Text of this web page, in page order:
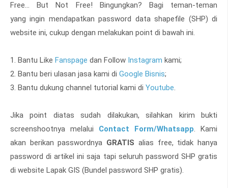
Free... But Not Free! Bingungkan? Bagi teman-teman
yang ingin mendapatkan password data shapefile (SHP) di
website ini, cukup dengan melakukan point di bawah ini.
1. Bantu Like Fanspage dan Follow Instagram kami;
2. Bantu beri ulasan jasa kami di Google Bisnis;
3. Bantu dukung channel tutorial kami di Youtube.
Jika point diatas sudah dilakukan, silahkan kirim bukti
screenshootnya melalui Contact Form/Whatsapp. Kami
akan berikan passwordnya GRATIS alias free, tidak hanya
password di artikel ini saja tapi seluruh password SHP gratis
di website Lapak GIS (Bundel password SHP gratis).